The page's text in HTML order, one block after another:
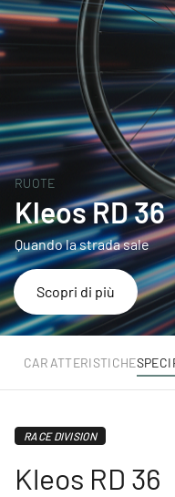
RUOTE
Kleos RD 36
Quando la strada sale
Scopri di più
CARATTERISTICHE
RACE DIVISION
Kleos RD 36